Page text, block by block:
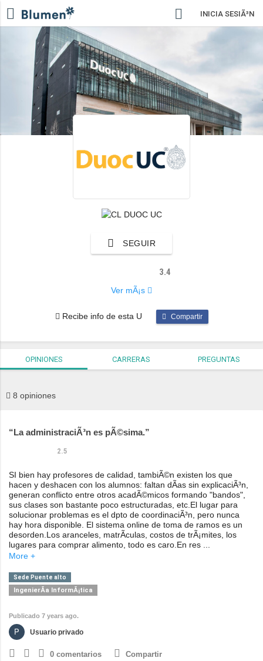
INICIA SESIÃ³N
DUOC UC
SEGUIR
3.4
Ver mÃ¡s
Professors
3.6
Campus Facilities
3.7
Social Life Career Service
Recibe info de esta U Compartir
OPINIONES CARRERAS PREGUNTAS
8 opiniones
La administraciÃ³n es pÃ©sima.
2.5
SI bien hay profesores de calidad, tambiÃ©n existen los que
hacen y deshacen con los alumnos: faltan dÃ­as sin explicaciÃ³n,
generan conflicto entre otros acadÃ©micos formando "bandos",
sus clases son bastante poco estructuradas, etc.El lugar para
solucionar problemas es el dpto de coordinaciÃ³n, pero nunca
hay hora disponible. El sistema online de toma de ramos es un
desorden.Los aranceles, matrÃ­culas, costos de trÃ¡mites, los
lugares para comprar alimento, todo es caro.En res ...
More +
Sede Puente alto
IngenierÃ­a InformÃ¡tica
Publicado 7 years ago.
Usuario privado
0 comentarios Compartir